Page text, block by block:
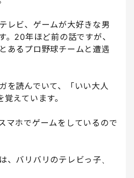
レビ、ゲームが大好きな男
。20年ほど前の話ですが、
あるプロ野球チームと遭遇
を読んでいて、「いい大人
えています。
マホでゲームをしているので
、バリバリのテレビっ子、